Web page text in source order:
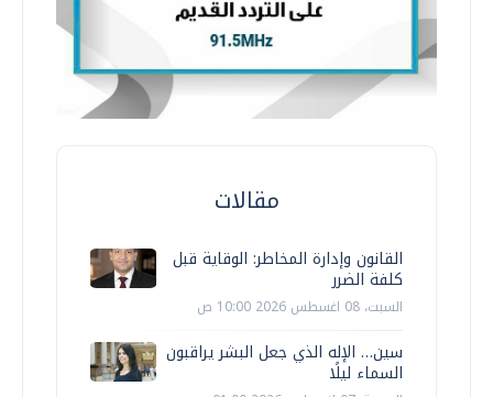
مقالات
القانون وإدارة المخاطر: الوقاية قبل
كلفة الضرر
السبت، 08 اغسطس 2026 10:00 ص
سين… الإله الذي جعل البشر يراقبون
السماء ليلًا